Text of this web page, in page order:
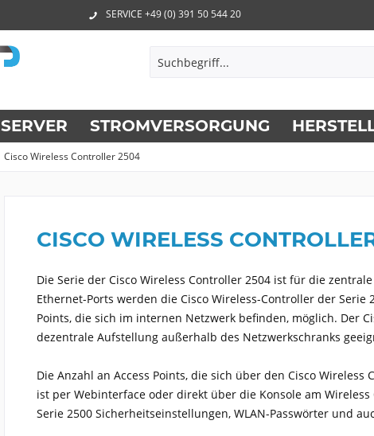
SERVICE +49 (0) 391 50 544 20
SERVER STROMVERSORGUNG
Cisco Wireless Controller 2504
CISCO WIRELESS
Die Serie der Cisco Wireless Controller 2504 ist für die
Ethernet-Ports werden die Cisco Wireless-Controller der
Points, die sich im internen Netzwerk befinden, möglich. Der
dezentrale Aufstellung außerhalb des Netzwerkschranks
Die Anzahl an Access Points, die sich über den Cisco
ist per Webinterface oder direkt über die Konsole am
Serie 2500 Sicherheitseinstellungen, WLAN-Passwörter und